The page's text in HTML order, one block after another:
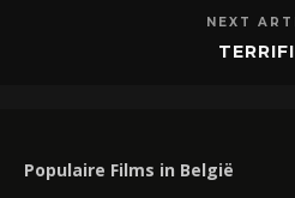
NEXT
Populaire Films in België